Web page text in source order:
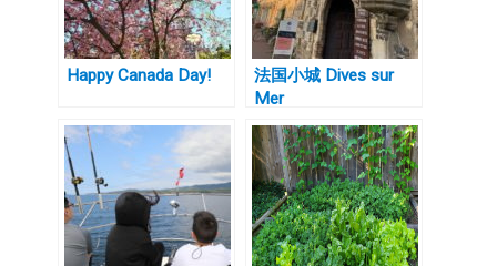
Happy Canada Day!
法国小城 Dives sur
Mer